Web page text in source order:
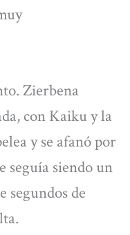
Zierbena
con Kaiku y la
y se afanó por
seguía siendo un
segundos de